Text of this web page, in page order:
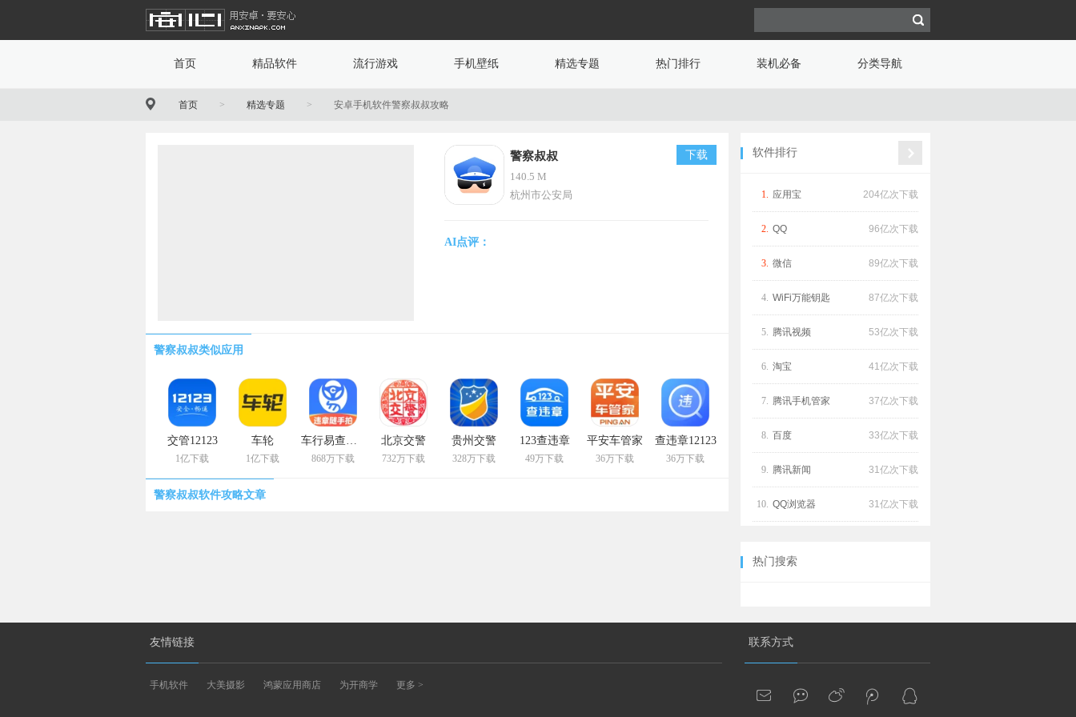
首页 精品软件 流行游戏 手机壁纸 精选专题 热门排行 装机必备 分类导航
首页 > 精选专题 > 安卓手机软件警察叔叔攻略
警察叔叔
140.5 M
杭州市公安局
下载
AI点评：
警察叔叔类似应用
交管12123
1亿下载
车轮
1亿下载
车行易查违章
868万下载
北京交警
732万下载
贵州交警
328万下载
123查违章
49万下载
平安车管家
36万下载
查违章12123
36万下载
警察叔叔软件攻略文章
软件排行
204亿次下载
1. 应用宝
96亿次下载
2. QQ
89亿次下载
3. 微信
87亿次下载
4. WiFi万能钥匙
53亿次下载
5. 腾讯视频
41亿次下载
6. 淘宝
37亿次下载
7. 腾讯手机管家
33亿次下载
8. 百度
31亿次下载
9. 腾讯新闻
31亿次下载
10. QQ浏览器
热门搜索
友情链接
手机软件 大美摄影 鸿蒙应用商店 为开商学 更多 >
联系方式